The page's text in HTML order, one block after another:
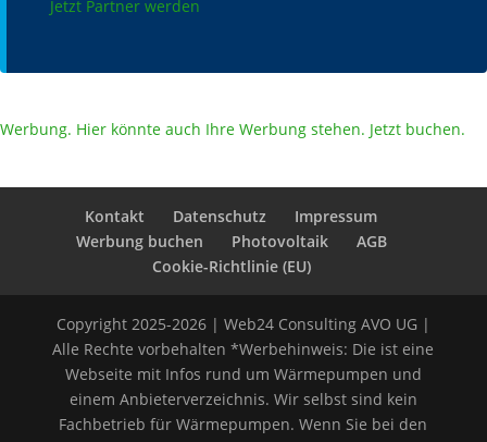
Jetzt Partner werden
Werbung. Hier könnte auch Ihre Werbung stehen. Jetzt buchen.
Kontakt Datenschutz
Impressum
Werbung buchen
Photovoltaik
AGB
Cookie-Richtlinie (EU)
Copyright 2025-2026 | Web24 Consulting AVO UG |
Alle Rechte vorbehalten *Werbehinweis: Die ist eine
Webseite mit Infos rund um Wärmepumpen und
einem Anbieterverzeichnis. Wir selbst sind kein
Fachbetrieb für Wärmepumpen. Wenn Sie bei den